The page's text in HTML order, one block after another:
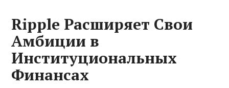
Ripple Расширяет Свои
Амбиции в
Институциональных
Финансах